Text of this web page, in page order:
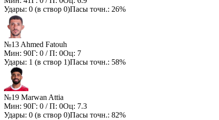
Удары: 0 (в створ 0)Пасы точн.: 26%
№13 Ahmed Fatouh
Мин: 90Г: 0 / П: 0Оц: 7
Удары: 1 (в створ 1)Пасы точн.: 58%
№19 Marwan Attia
Мин: 90Г: 0 / П: 0Оц: 7.3
Удары: 0 (в створ 0)Пасы точн.: 82%